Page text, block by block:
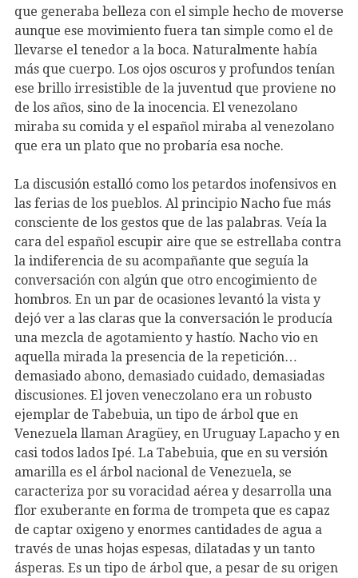
que generaba belleza con el simple hecho de moverse
aunque ese movimiento fuera tan simple como el de
llevarse el tenedor a la boca. Naturalmente había
más que cuerpo. Los ojos oscuros y profundos tenían
ese brillo irresistible de la juventud que proviene no
de los años, sino de la inocencia. El venezolano
miraba su comida y el español miraba al venezolano
que era un plato que no probaría esa noche.
La discusión estalló como los petardos inofensivos en
las ferias de los pueblos. Al principio Nacho fue más
consciente de los gestos que de las palabras. Veía la
cara del español escupir aire que se estrellaba contra
la indiferencia de su acompañante que seguía la
conversación con algún que otro encogimiento de
hombros. En un par de ocasiones levantó la vista y
dejó ver a las claras que la conversación le producía
una mezcla de agotamiento y hastío. Nacho vio en
aquella mirada la presencia de la repetición…
demasiado abono, demasiado cuidado, demasiadas
discusiones. El joven veneczolano era un robusto
ejemplar de Tabebuia, un tipo de árbol que en
Venezuela llaman Aragüey, en Uruguay Lapacho y en
casi todos lados Ipé. La Tabebuia, que en su versión
amarilla es el árbol nacional de Venezuela, se
caracteriza por su voracidad aérea y desarrolla una
flor exuberante en forma de trompeta que es capaz
de captar oxigeno y enormes cantidades de agua a
través de unas hojas espesas, dilatadas y un tanto
ásperas. Es un tipo de árbol que, a pesar de su origen